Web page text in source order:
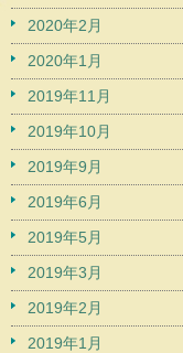
2020年2月
2020年1月
2019年11月
2019年10月
2019年9月
2019年6月
2019年5月
2019年3月
2019年2月
2019年1月